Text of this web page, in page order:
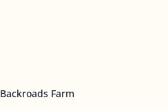
Backroads Farm